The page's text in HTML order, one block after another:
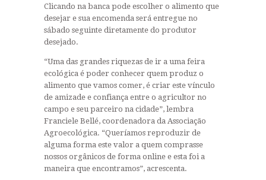
Clicando na banca pode escolher o alimento que
desejar e sua encomenda será entregue no
sábado seguinte diretamente do produtor
desejado.
“Uma das grandes riquezas de ir a uma feira
ecológica é poder conhecer quem produz o
alimento que vamos comer, é criar este vínculo
de amizade e confiança entre o agricultor no
campo e seu parceiro na cidade”, lembra
Franciele Bellé, coordenadora da Associação
Agroecológica. “Queríamos reproduzir de
alguma forma este valor a quem comprasse
nossos orgânicos de forma online e esta foi a
maneira que encontramos”, acrescenta.